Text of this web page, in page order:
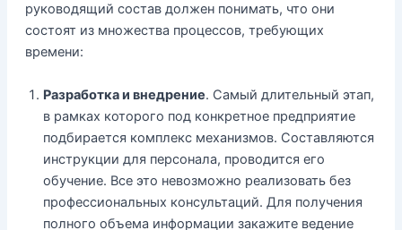
руководящий состав должен понимать, что они
состоят из множества процессов, требующих
времени:
Разработка и внедрение. Самый длительный этап,
в рамках которого под конкретное предприятие
подбирается комплекс механизмов. Составляются
инструкции для персонала, проводится его
обучение. Все это невозможно реализовать без
профессиональных консультаций. Для получения
полного объема информации закажите ведение